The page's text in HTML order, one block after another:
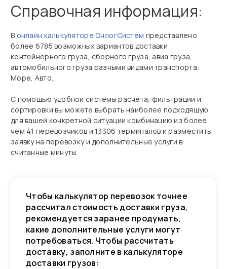
Справочная информация:
В онлайн калькуляторе ОнлогСистем представлено
более 6785 возможных вариантов доставки
контейнерного груза, сборного груза, авиа груза,
автомобильного груза разными видами транспорта:
Море, Авто.
С помощью удобной системы расчета, фильтрации и
сортировки вы можете выбрать наиболее подходящую
для вашей конкретной ситуации комбинацию из более
чем 41 перевозчиков и 13306 терминалов и разместить
заявку на перевозку и дополнительные услуги в
считанные минуты.
Чтобы калькулятор перевозок точнее
рассчитал стоимость доставки груза,
рекомендуется заранее продумать,
какие дополнительные услуги могут
потребоваться. Чтобы рассчитать
доставку, заполните в калькуляторе
доставки грузов: